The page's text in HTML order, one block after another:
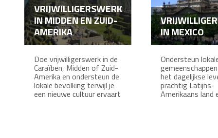
VRIJWILLIGERSWERK
IN MIDDEN EN ZUID-
AMERIKA
Doe vrijwilligerswerk in de
Caraïben, Midden of Zuid-
Amerika en ondersteun de
lokale bevolking terwijl je
een nieuwe cultuur ervaart
IN MEXICO
Ondersteun
het dagelijkse
prachtig Latijns-
Amerikaans land